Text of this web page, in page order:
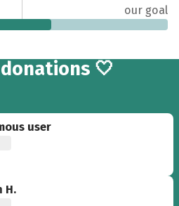
our goal
3
donations 🤍
user
H.